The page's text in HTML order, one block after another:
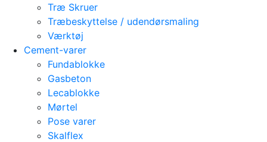
Træ Skruer
Træbeskyttelse / udendørsmaling
Værktøj
Cement-varer
Fundablokke
Gasbeton
Lecablokke
Mørtel
Pose varer
Skalflex